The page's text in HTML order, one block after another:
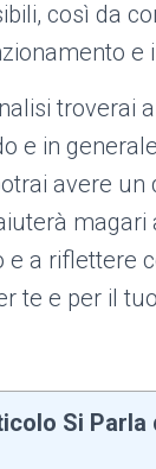
così da
e
troverai
e in
avere un
magari
e a riflettere
te e per il
Si Parla